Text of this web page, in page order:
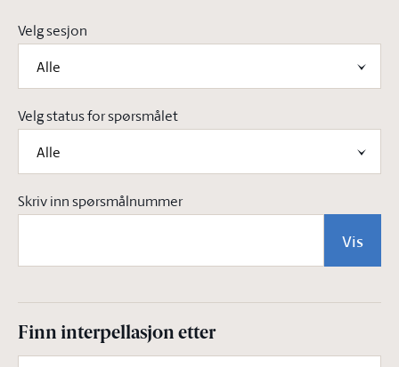
Velg sesjon
Alle
Velg status for spørsmålet
Alle
Skriv inn spørsmålnummer
Vis
Finn interpellasjon etter